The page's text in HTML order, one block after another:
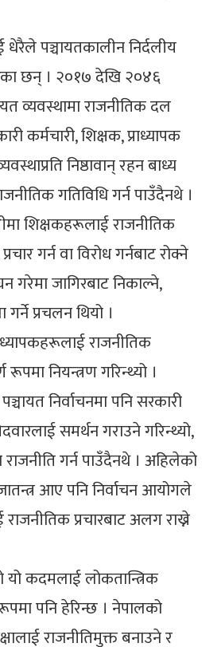
धेरैले पञ्चायतकालीन निर्दलीय
छन् । २०१७ देखि २०४६
व्यवस्थामा राजनीतिक दल
कर्मचारी, शिक्षक, प्राध्यापक
निष्ठावान् रहन बाध्य
गतिविधि गर्न पाउँदैनथे ।
शिक्षकहरूलाई राजनीतिक
गर्न वा विरोध गर्नबाट रोक्ने
गरेमा जागिरबाट निकाल्ने,
प्रचलन थियो ।
राजनीतिक
नियन्त्रण गरिन्थ्यो ।
निर्वाचनमा पनि सरकारी
समर्थन गराउने गरिन्थ्यो,
गर्न पाउँदैनथे । अहिलेको
आए पनि निर्वाचन आयोगले
प्रचारबाट अलग राख्ने
यो कदमलाई लोकतान्त्रिक
पनि हेरिन्छ । नेपालको
राजनीतिमुक्त बनाउने र